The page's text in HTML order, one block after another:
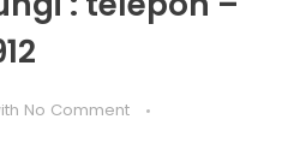
No Comment